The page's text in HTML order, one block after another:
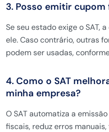
3. Posso emitir cupom
Se seu estado exige o SAT,
ele. Caso contrário, outras
podem ser usadas,
4. Como o SAT
minha empresa?
O SAT automatiza a
fiscais, reduz erros